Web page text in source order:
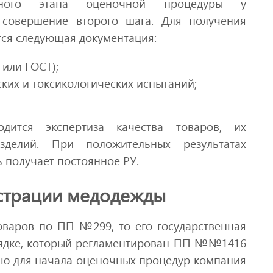
этапа оценочной процедуры у
второго шага. Для получения
следующая документация:
ГОСТ);
и токсикологических испытаний;
экспертиза качества товаров, их
При положительных результатах
постоянное РУ.
медодежды
по ПП №299, то его государственная
который регламентирован ПП №№1416
для начала оценочных процедур компания